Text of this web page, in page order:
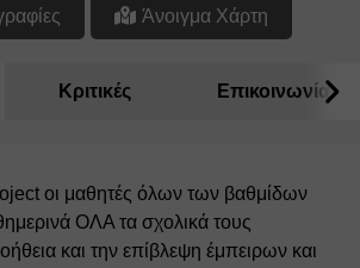
Άνοιγμα Χάρτη
Κριτικές Επικοινωνία
οι μαθητές όλων των βαθμίδων
ΟΛΑ τα σχολικά τους
και την επίβλεψη έμπειρων και